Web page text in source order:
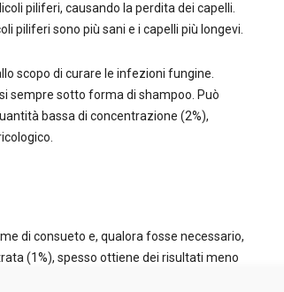
piliferi, causando la perdita dei capelli.
piliferi sono più sani e i capelli più longevi.
scopo di curare le infezioni fungine.
sempre sotto forma di shampoo. Può
bassa di concentrazione (2%),
di consueto e, qualora fosse necessario,
(1%), spesso ottiene dei risultati meno
con altri trattamenti e/o medicine